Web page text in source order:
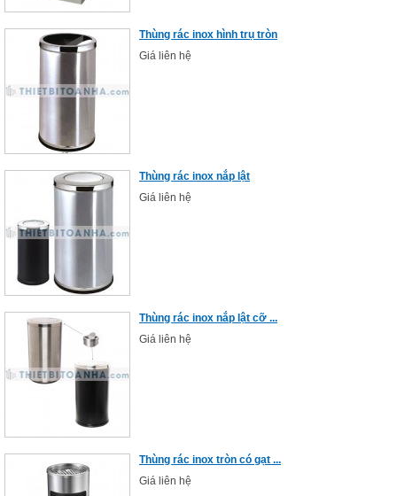
Thùng rác inox hình trụ tròn
Giá liên hệ
Thùng rác inox nắp lật
Giá liên hệ
Thùng rác inox nắp lật cỡ ...
Giá liên hệ
Thùng rác inox tròn có gạt ...
Giá liên hệ